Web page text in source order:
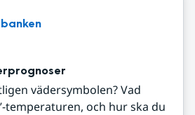
vädersymbolen? Vad
temperaturen, och hur ska du